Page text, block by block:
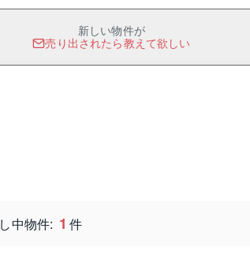
新しい物件が
売り出されたら教えて欲しい
1 / 0
中物件: 1 件